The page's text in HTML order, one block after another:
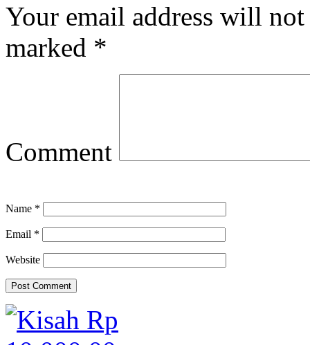
Your email address will
marked *
Comment
Name *
Email *
Website